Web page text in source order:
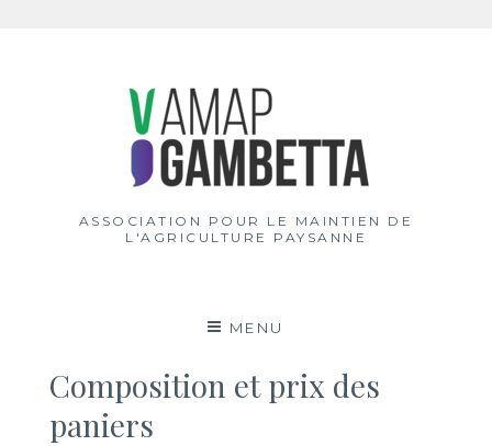
ASSOCIATION POUR LE MAINTIEN DE
L'AGRICULTURE PAYSANNE
MENU
Composition et prix des
paniers